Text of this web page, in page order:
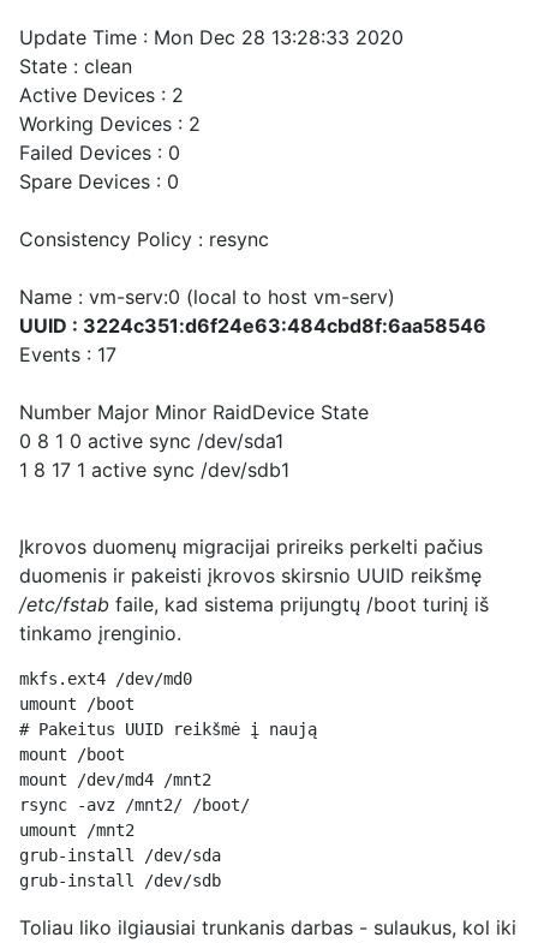
Update Time : Mon Dec 28 13:28:33 2020
State : clean
Active Devices : 2
Working Devices : 2
Failed Devices : 0
Spare Devices : 0
Consistency Policy : resync
Name : vm-serv:0 (local to host vm-serv)
UUID : 3224c351:d6f24e63:484cbd8f:6aa58546
Events : 17
Number Major Minor RaidDevice State
0 8 1 0 active sync /dev/sda1
1 8 17 1 active sync /dev/sdb1
Įkrovos duomenų migracijai prireiks perkelti pačius
duomenis ir pakeisti įkrovos skirsnio UUID reikšmę
/etc/fstab faile, kad sistema prijungtų /boot turinį iš
tinkamo įrenginio.
mkfs.ext4 /dev/md0
umount /boot
# Pakeitus UUID reikšmė į naują
mount /boot
mount /dev/md4 /mnt2
rsync -avz /mnt2/ /boot/
umount /mnt2
grub-install /dev/sda
grub-install /dev/sdb
Toliau liko ilgiausiai trunkanis darbas - sulaukus, kol iki